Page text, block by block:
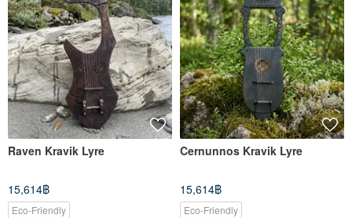
Raven Kravik Lyre
15,614฿
Eco-Friendly
Cernunnos Kravik Lyre
15,614฿
Eco-Friendly